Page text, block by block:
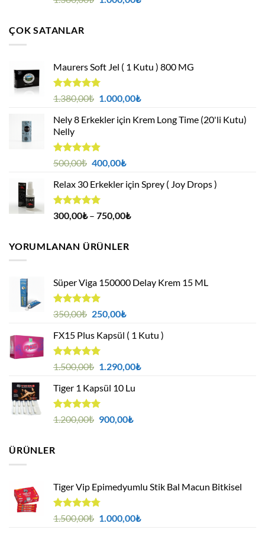
oy
ÇOK SATANLAR
Maurers Soft Jel ( 1 Kutu ) 800 MG
5 üzerinden
oy
aldı
1.380,00₺ Orijinal
1.380,00₺.
1.000,00₺Şu
fiyat:
Nely 8 Erkekler için Krem Long Time (20'li Kutu)
Nelly
5 üzerinden
oy
aldı
500,00₺ Orijinal
500,00₺.
400,00₺Şu
fiyat:
Relax 30 Erkekler için Sprey ( Joy Drops )
5 üzerinden
4.94oy
300,00₺ – 750,00₺Fiyat
YORUMLANAN ÜRÜNLER
Süper Viga 150000 Delay Krem 15 ML
5 üzerinden
oy
aldı
350,00₺ Orijinal
350,00₺.
250,00₺Şu
fiyat:
FX15 Plus Kapsül ( 1 Kutu )
5 üzerinden
oy
aldı
1.500,00₺ Orijinal
1.500,00₺.
1.290,00₺Şu
Tiger 1 Kapsül 10 Lu
5 üzerinden
oy
1.200,00₺ Orijinal
900,00₺Şu
ÜRÜNLER
Tiger Vip Epimedyumlu Stik Bal Macun Bitkisel
5
üzerinden
1.500,00₺ Orijinal
1.000,00₺Şu